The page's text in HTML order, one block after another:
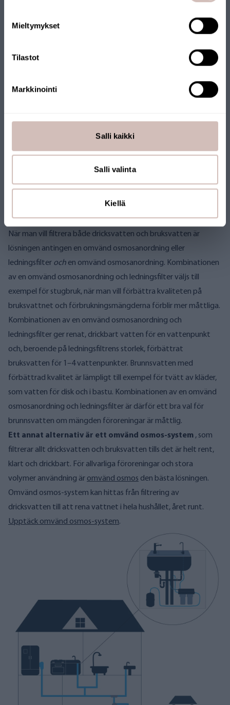
Mieltymykset
Tilastot
Markkinointi
Salli kaikki
Salli valinta
Kiellä
Filtrering av dricksvatten och
hushållsvatten
När man vill filtrera både dricksvatten och bruksvatten är
lösningen antingen en omvänd osmosanordning eller
ledningsfilter och en omvänd osmosanordning. Kombinationen
av en omvänd osmosanordning och ledningsfilter väljs till
exempel för stugbruk, när man vill förbättra kvaliteten på
bruksvattnet och förbrukningsmängderna förblir mer måttliga.
Kombinationen av en omvänd osmosanordning och
ledningsfilter ger renat, drickbart vatten för en vattenpunkt
och, beroende på ledningsfiltrens storlek, förbättrat
bruksvatten för 1–4 vattenpunkter. Brunnsvatten med
förbättrad kvalitet är lämpligt till exempel för tvätt av kläder,
som vatten för disk och i bastu. Kombinationen av en omvänd
osmosanordning och ledningsfilter är därför ett bra val för
brunnsvatten om mängden föroreningar är måttlig.
Ett annat alternativ är ett omvänd osmos-system , som
filtrerar allt dricksvatten och bruksvatten tills det är helt rent,
klart och drickbart. För allvarliga föroreningar och stora
volymer användning är omvänd osmos den bästa lösningen.
Omvänd osmos-system kan hittas från filtrering av
dricksvatten till att rena vattnet i hela hushållet, året runt.
Upptäck omvänd osmos-system.